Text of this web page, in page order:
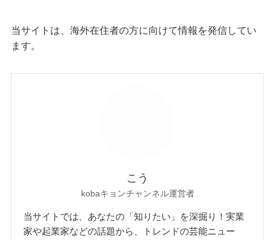
当サイトは、海外在住者の方に向けて情報を発信してい
ます。
こう
kobaキョンチャンネル運営者
当サイトでは、あなたの「知りたい」を深掘り！実業
家や起業家などの話題から、トレンドの芸能ニュー